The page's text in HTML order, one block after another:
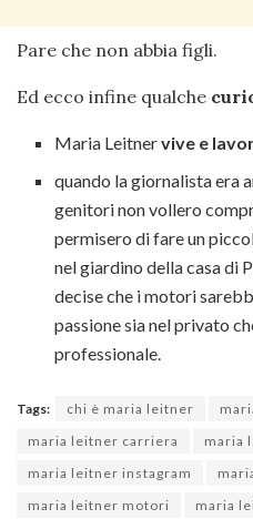
Pare che non abbia figli.
Ed ecco infine qualche
Maria Leitnervive e
quando la giornalista era
genitori non vollero
permisero di fare un
nel giardino della casa di
decise che i motori
passione sia nel privato
professionale.
Tags: chi è maria leitner
maria leitner carriera
maria
maria leitner instagram
maria leitner motori
maria